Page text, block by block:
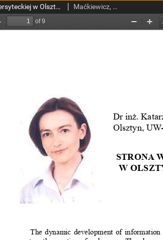
Strona www Biblioteki Uniwersyteckiej w Olsztynie narzędziem komunikacji z użytkownikiem Maćkiewicz, Katarzyna.